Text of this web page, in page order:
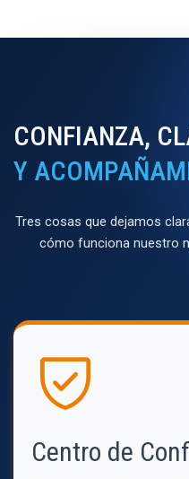
CONFIANZA,
Y
Tres cosas que dejamos
cómo funciona nuestro
Centro de